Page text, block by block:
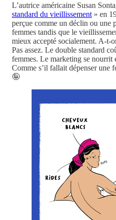
L’autrice américaine Susan
standard du vieillissement » en
perçue comme un déclin ou une
femmes tandis que le
mieux accepté socialement. A-t-
Pas assez. Le double standard
femmes. Le marketing se nourrit
Comme s’il fallait dépenser une
🤪